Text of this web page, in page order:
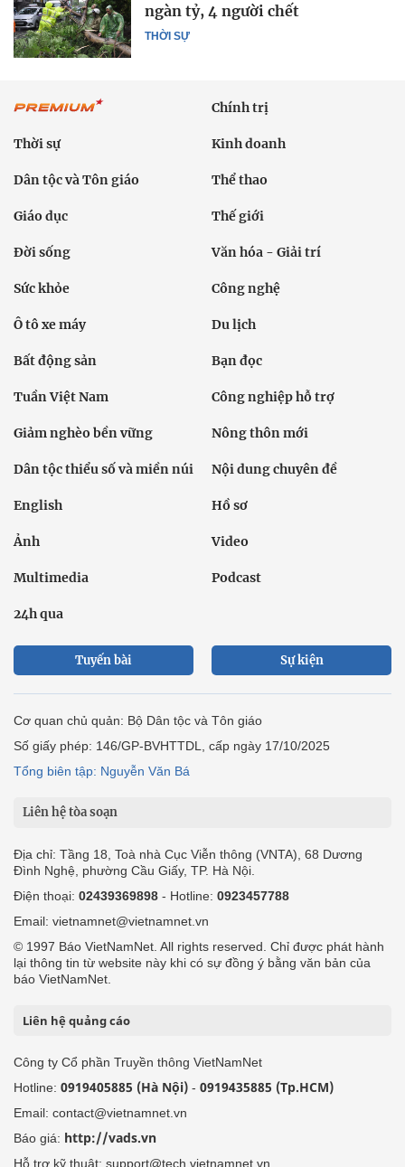
THỜI SỰ
ngàn tỷ, 4 người chết
Chính trị
Thời sự Kinh doanh
Dân tộc và Tôn giáo Thể thao
Giáo dục Thế giới
Đời sống Văn hóa - Giải trí
Sức khỏe Công nghệ
Ô tô xe máy Du lịch
Bất động sản Bạn đọc
Tuần Việt Nam Công nghiệp hỗ trợ
Giảm nghèo bền vững Nông thôn mới
Dân tộc thiểu số và miền núi Nội dung chuyên đề
English Hồ sơ
Ảnh Video
Multimedia Podcast
24h qua
Tuyến bài Sự kiện
Cơ quan chủ quản: Bộ Dân tộc và Tôn giáo
Số giấy phép: 146/GP-BVHTTDL, cấp ngày 17/10/2025
Tổng biên tập: Nguyễn Văn Bá
Liên hệ tòa soạn
Địa chỉ: Tầng 18, Toà nhà Cục Viễn thông (VNTA), 68 Dương
Đình Nghệ, phường Cầu Giấy, TP. Hà Nội.
Điện thoại: 02439369898 - Hotline: 0923457788
Email: vietnamnet@vietnamnet.vn
© 1997 Báo VietNamNet. All rights reserved. Chỉ được phát hành
lại thông tin từ website này khi có sự đồng ý bằng văn bản của
báo VietNamNet.
Liên hệ quảng cáo
Công ty Cổ phần Truyền thông VietNamNet
Hotline: 0919405885 (Hà Nội) - 0919435885 (Tp.HCM)
Email: contact@vietnamnet.vn
Báo giá: http://vads.vn
Hỗ trợ kỹ thuật: support@tech.vietnamnet.vn